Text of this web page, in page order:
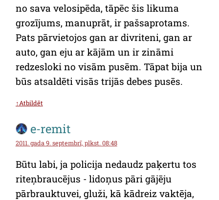
no sava velosipēda, tāpēc šis likuma
grozījums, manuprāt, ir pašsaprotams.
Pats pārvietojos gan ar divriteni, gan ar
auto, gan eju ar kājām un ir zināmi
redzesloki no visām pusēm. Tāpat bija un
būs atsaldēti visās trijās debes pusēs.
↑Atbildēt
e-remit
2011. gada 9. septembrī, plkst. 08:48
Būtu labi, ja policija nedaudz paķertu tos
riteņbraucējus - lidoņus pāri gājēju
pārbrauktuvei, gluži, kā kādreiz vaktēja,